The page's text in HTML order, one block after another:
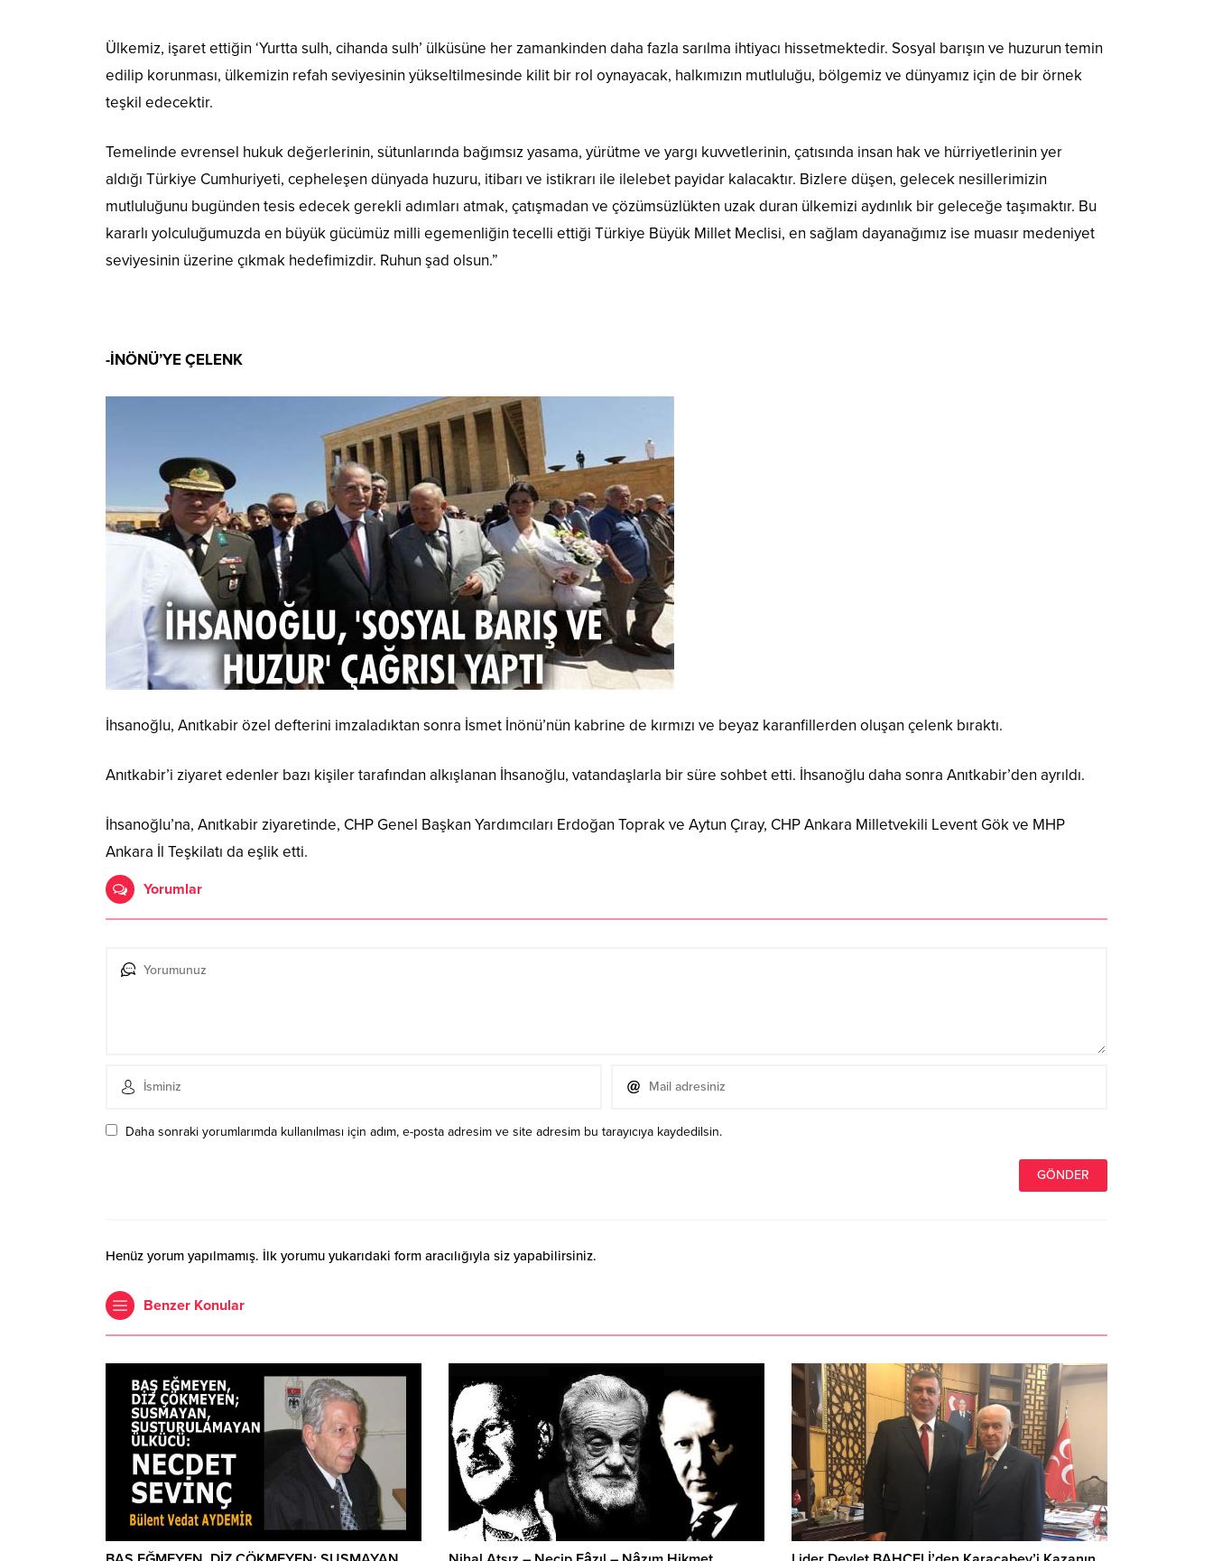
Ülkemiz, işaret ettiğin ‘Yurtta sulh, cihanda sulh’ ülküsüne her zamankinden daha fazla sarılma ihtiyacı hissetmektedir. Sosyal barışın ve huzurun temin
edilip korunması, ülkemizin refah seviyesinin yükseltilmesinde kilit bir rol oynayacak, halkımızın mutluluğu, bölgemiz ve dünyamız için de bir örnek
teşkil edecektir.
Temelinde evrensel hukuk değerlerinin, sütunlarında bağımsız yasama, yürütme ve yargı kuvvetlerinin, çatısında insan hak ve hürriyetlerinin yer
aldığı Türkiye Cumhuriyeti, cepheleşen dünyada huzuru, itibarı ve istikrarı ile ilelebet payidar kalacaktır. Bizlere düşen, gelecek nesillerimizin
mutluluğunu bugünden tesis edecek gerekli adımları atmak, çatışmadan ve çözümsüzlükten uzak duran ülkemizi aydınlık bir geleceğe taşımaktır. Bu
kararlı yolculuğumuzda en büyük gücümüz milli egemenliğin tecelli ettiği Türkiye Büyük Millet Meclisi, en sağlam dayanağımız ise muasır medeniyet
seviyesinin üzerine çıkmak hedefimizdir. Ruhun şad olsun.”
-İNÖNÜ’YE ÇELENK
İhsanoğlu, Anıtkabir özel defterini imzaladıktan sonra İsmet İnönü’nün kabrine de kırmızı ve beyaz karanfillerden oluşan çelenk bıraktı.
Anıtkabir’i ziyaret edenler bazı kişiler tarafından alkışlanan İhsanoğlu, vatandaşlarla bir süre sohbet etti. İhsanoğlu daha sonra Anıtkabir’den ayrıldı.
İhsanoğlu’na, Anıtkabir ziyaretinde, CHP Genel Başkan Yardımcıları Erdoğan Toprak ve Aytun Çıray, CHP Ankara Milletvekili Levent Gök ve MHP
Ankara İl Teşkilatı da eşlik etti.
Yorumlar
Daha sonraki yorumlarımda kullanılması için adım, e-posta adresim ve site adresim bu tarayıcıya kaydedilsin.
Henüz yorum yapılmamış. İlk yorumu yukarıdaki form aracılığıyla siz yapabilirsiniz.
Benzer Konular